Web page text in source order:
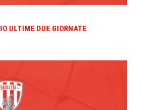
ULTIME DUE GIORNATE